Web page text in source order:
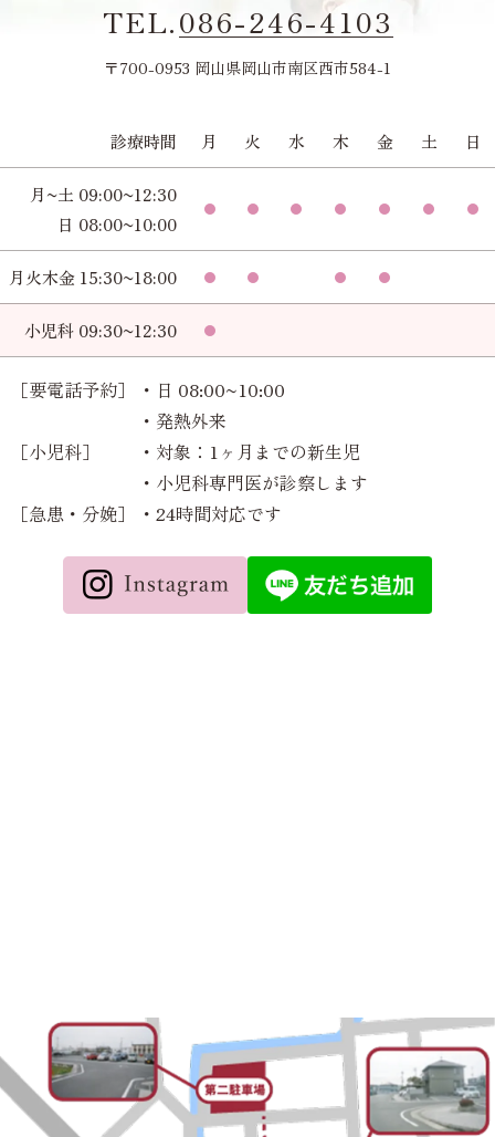
TEL.086-246-4103
〒700-0953 岡山県岡山市南区西市584-1
診療時間 月 火 水 木 金 土 日
月~土 09:00~12:30
日 08:00~10:00
月火木金 15:30~18:00
小児科 09:30~12:30
［要電話予約］
・日 08:00~10:00
・発熱外来
［小児科］
・対象：1ヶ月までの新生児
・小児科専門医が診察します
［急患・分娩］
・24時間対応です